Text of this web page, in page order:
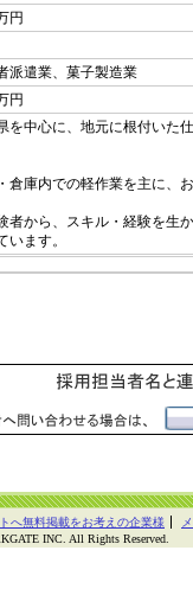
円
派遣業、菓子製造業
円
を中心に、地元に根付いた
倉庫内での軽作業を主に、
者から、スキル・経験を生
います。
へ無料掲載をお考えの企業様
INC. All Rights Reserved.